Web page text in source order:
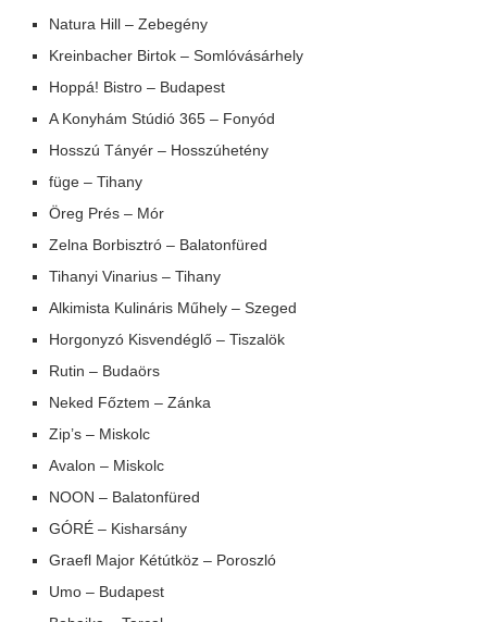
Natura Hill – Zebegény
Kreinbacher Birtok – Somlóvásárhely
Hoppá! Bistro – Budapest
A Konyhám Stúdió 365 – Fonyód
Hosszú Tányér – Hosszúhetény
füge – Tihany
Öreg Prés – Mór
Zelna Borbisztró – Balatonfüred
Tihanyi Vinarius – Tihany
Alkimista Kulináris Műhely – Szeged
Horgonyzó Kisvendéglő – Tiszalök
Rutin – Budaörs
Neked Főztem – Zánka
Zip’s – Miskolc
Avalon – Miskolc
NOON – Balatonfüred
GÓRÉ – Kisharsány
Graefl Major Kétútköz – Poroszló
Umo – Budapest